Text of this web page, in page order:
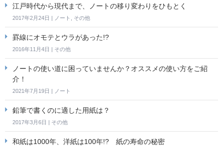
江戸時代から現代まで、ノートの移り変わりをひもとく
2017年2月24日 ノート その他
罫線にオモテとウラがあった!?
2016年11月4日 その他
ノートの使い道に困っていませんか？オススメの使い方をご紹
介！
2021年7月19日 ノート
鉛筆で書くのに適した用紙は？
2017年3月6日 その他
和紙は1000年、洋紙は100年!? 紙の寿命の秘密